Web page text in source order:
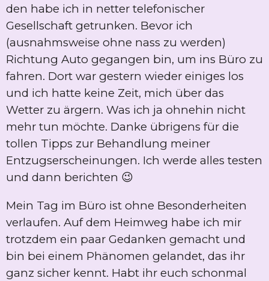
den habe ich in netter telefonischer
Gesellschaft getrunken. Bevor ich
(ausnahmsweise ohne nass zu werden)
Richtung Auto gegangen bin, um ins Büro zu
fahren. Dort war gestern wieder einiges los
und ich hatte keine Zeit, mich über das
Wetter zu ärgern. Was ich ja ohnehin nicht
mehr tun möchte. Danke übrigens für die
tollen Tipps zur Behandlung meiner
Entzugserscheinungen. Ich werde alles testen
und dann berichten 😉
Mein Tag im Büro ist ohne Besonderheiten
verlaufen. Auf dem Heimweg habe ich mir
trotzdem ein paar Gedanken gemacht und
bin bei einem Phänomen gelandet, das ihr
ganz sicher kennt. Habt ihr euch schonmal